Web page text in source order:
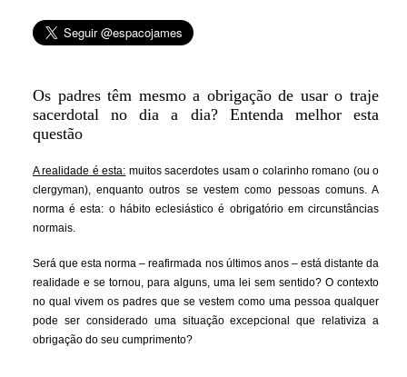
Os padres têm mesmo a obrigação de usar o traje
sacerdotal no dia a dia? Entenda melhor esta
questão
A realidade é esta: muitos sacerdotes usam o colarinho romano (ou o
clergyman), enquanto outros se vestem como pessoas comuns. A
norma é esta: o hábito eclesiástico é obrigatório em circunstâncias
normais.
Será que esta norma – reafirmada nos últimos anos – está distante da
realidade e se tornou, para alguns, uma lei sem sentido? O contexto
no qual vivem os padres que se vestem como uma pessoa qualquer
pode ser considerado uma situação excepcional que relativiza a
obrigação do seu cumprimento?